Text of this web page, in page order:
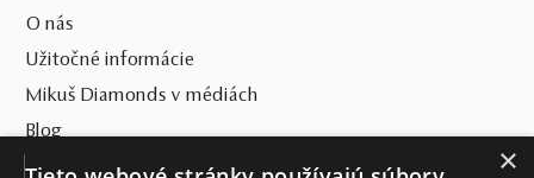
O nás
Užitočné informácie
Mikuš Diamonds v médiách
Blog
×